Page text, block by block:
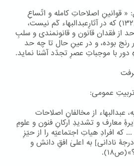
« قوانینِ اصلاحاتِ کامله و اتّساعِ
دوایرِ مَدنیّتِ تامّه» (ص۱۳۲) که در آثارِعبدالبهاء کَم نیست،
از فقدان قانون و قانونمندی و سلبِ
رنج بوده، و در عینِ حال تا چه حد
دور با موجباتِ عصرِ تجدّد آشنا نماید.
عمومی:
عبدالبهاء از مخالفانِ اصلاحات
معارف و تشدیدِ ارکانِ فنون و علومِ
که افرادِ هیاتِ اجتماعیّه را از حیّزِ
نادانی] به اعلیٰ افقِ دانش و